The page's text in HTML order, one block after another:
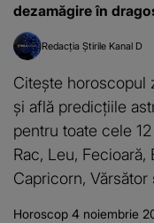
dezamăgire în
Redacția Știrile Kanal D
Citește horoscopul
și află predicțiile
pentru toate cele
Rac, Leu, Fecioară,
Capricorn, Vărsător
Horoscop 4 noiembrie